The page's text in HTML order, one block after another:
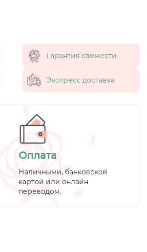
Гарантия свежести
Экспресс доставка
Оплата
Наличными, банковской
картой или онлайн
переводом.